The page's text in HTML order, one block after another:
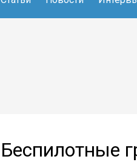
Беспилотные